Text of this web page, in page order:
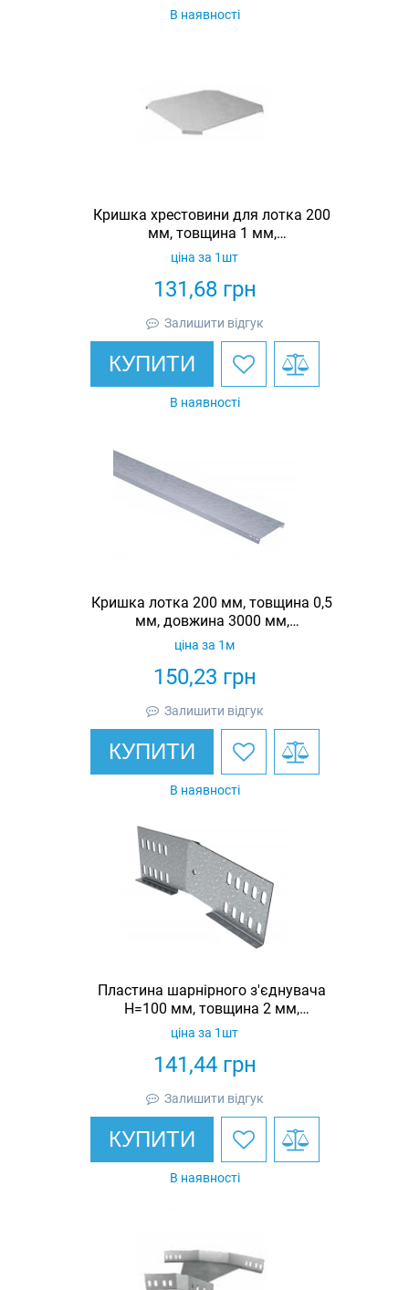
В наявності
Кришка хрестовини для лотка 200
мм, товщина 1 мм,
гарячеоцинкована, Eurotray
131,68грн
ціна за 1шт
Залишити відгук
КУПИТИ
В наявності
Кришка лотка 200 мм, товщина 0,5
мм, довжина 3000 мм,
гарячеоцинкована, Eurotray
150,23 грн
ціна за 1м
Залишити відгук
КУПИТИ
В наявності
Пластина шарнірного з'єднувача
Н=100 мм, товщина 2 мм,
гарячеоцинкована, Eurotray
(комплект 2 шт)
141,44грн
ціна за 1шт
Залишити відгук
КУПИТИ
В наявності